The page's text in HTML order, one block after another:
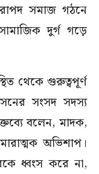
সমাজ গঠনে
দুর্গ গড়ে
থেকে গুরুত্বপূর্ণ
সংসদ সদস্য
বলেন, মাদক,
অভিশাপ।
ধ্বংস করে না,